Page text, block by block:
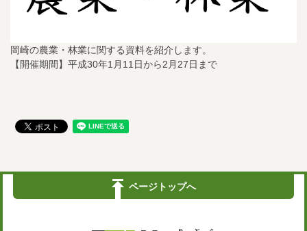
岡崎の農業・林業に関する資料を紹介します。
【開催期間】平成30年1月11日から2月27日まで
ページトップへ